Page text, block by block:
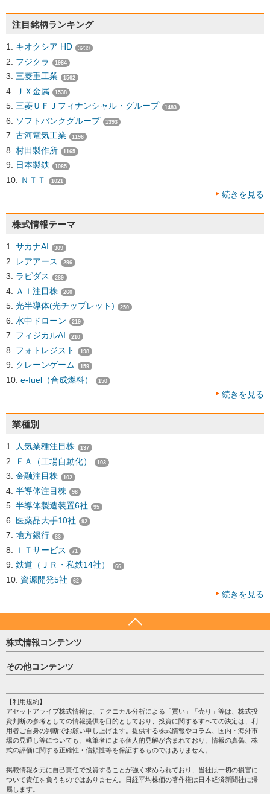
注目銘柄ランキング
キオクシア HD 3239
フジクラ 1984
三菱重工業 1562
ＪＸ金属 1538
三菱ＵＦＪフィナンシャル・グループ 1483
ソフトバンクグループ 1393
古河電気工業 1196
村田製作所 1165
日本製鉄 1085
ＮＴＴ 1021
続きを見る
株式情報テーマ
サカナAI 309
レアアース 296
ラピダス 289
ＡＩ注目株 260
光半導体(光チップレット) 250
水中ドローン 219
フィジカルAI 210
フォトレジスト 198
クレーンゲーム 159
e-fuel（合成燃料） 150
続きを見る
業種別
人気業種注目株 137
ＦＡ（工場自動化） 103
金融注目株 102
半導体注目株 98
半導体製造装置6社 95
医薬品大手10社 92
地方銀行 83
ＩＴサービス 71
鉄道（ＪＲ・私鉄14社） 66
資源開発5社 62
続きを見る
株式情報コンテンツ
日経平均
売買シグナル
注目銘柄
株テーマ情報
海外市況
投資カレンダー
格付け情報
その他コンテンツ
個人情報保護方針
プライバシーポリシー
会社案内
サイトマップ
過去データ
【利用規約】
アセットアライブ株式情報は、テクニカル分析による「買い」「売り」等は、株式投
資判断の参考としての情報提供を目的としており、投資に関するすべての決定は、利
用者ご自身の判断でお願い申し上げます。提供する株式情報やコラム、国内・海外市
場の見通し等についても、執筆者による個人的見解が含まれており、情報の真偽、株
式の評価に関する正確性・信頼性等を保証するものではありません。
掲載情報を元に自己責任で投資することが強く求められており、当社は一切の損害に
ついて責任を負うものではありません。日経平均株価の著作権は日本経済新聞社に帰
属します。